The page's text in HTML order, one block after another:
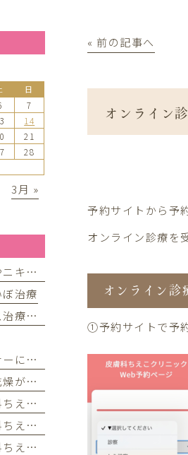
« 前の記事へ
オンライン
予約サイト から予
オンライン診療を
オンライン診
①予約サイトで予
日
7
14
21
28
3月 »
ダーマペンの効果とは？毛穴やニキビ跡が気になる方へ
治療
多汗症のイオントフォレーシス治療を開始しました
ゼオスキンヘルスの東京セミナーに参加してきました
混合肌の原因とは？テカリと乾燥が同時に起こる理由とケア方法
脂性肌とは？｜高岡市の皮膚科ちえこクリニック
敏感肌とは？｜高岡市の皮膚科ちえこクリニック
乾燥肌とは？｜高岡市の皮膚科ちえこクリニック